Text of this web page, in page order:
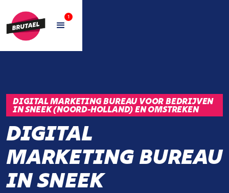
1
DIGITAL MARKETING BUREAU VOOR BEDRIJVEN
IN SNEEK (NOORD-HOLLAND) EN OMSTREKEN
DIGITAL
MARKETING BUREAU
IN SNEEK